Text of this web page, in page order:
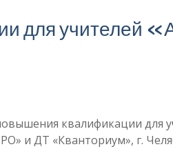
для учителей
квалификации для
и ДТ «Кванториум», г.